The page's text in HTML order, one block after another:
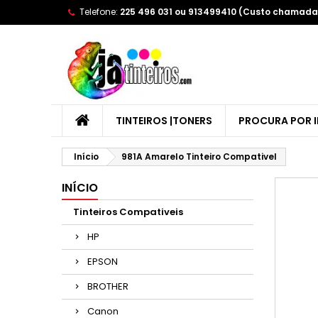
Telefone: 225 496 031 ou 913499410 (Custo
TINTEIROS |TONERS PROCURA POR
Início 981A Amarelo Tinteiro Compativel
INÍCIO
Tinteiros Compativeis
HP
EPSON
BROTHER
Canon